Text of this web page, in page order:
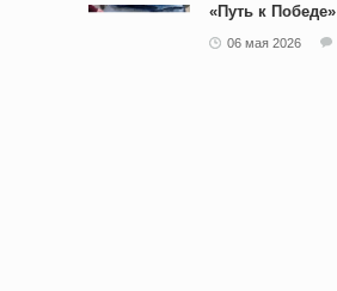
«Путь к Победе»
06 мая 2026